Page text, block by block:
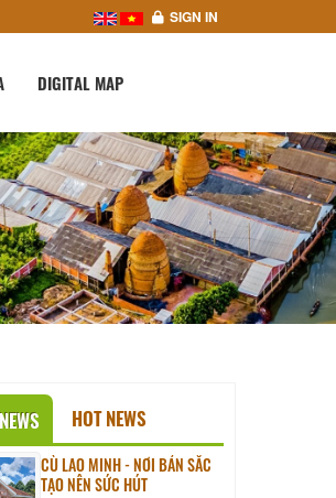
SIGN IN
DIGITAL MAP
HOT NEWS
CÙ LAO MINH - NƠI BẢN SẮC
TẠO NÊN SỨC HÚT